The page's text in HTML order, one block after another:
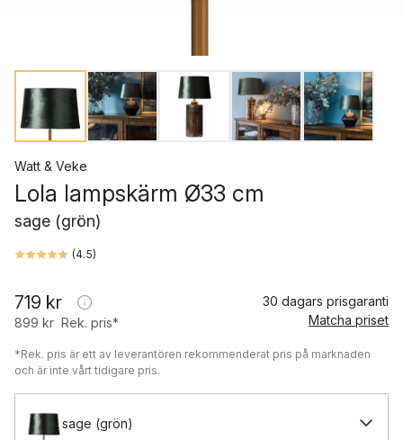
Watt & Veke
Lola lampskärm Ø33 cm
sage (grön)
(4.5)
719 kr
899 kr Rek. pris*
30 dagars prisgaranti
Matcha priset
*Rek. pris är ett av leverantören rekommenderat pris på marknaden
och är inte vårt tidigare pris.
sage (grön)